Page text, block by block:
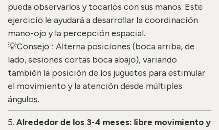
pueda observarlos y tocarlos con sus manos. Este
ejercicio le ayudará a desarrollar la coordinación
mano-ojo y la percepción espacial.
💡Consejo : Alterna posiciones (boca arriba, de
lado, sesiones cortas boca abajo), variando
también la posición de los juguetes para estimular
el movimiento y la atención desde múltiples
ángulos.
5. Alrededor de los 3-4 meses: libre movimiento y